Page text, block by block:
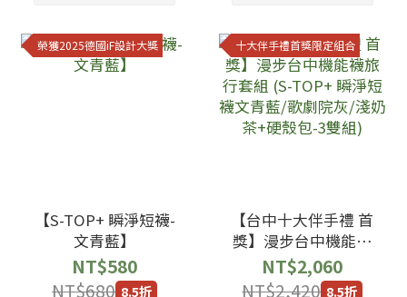
榮獲2025德國iF設計大獎
【S-TOP+ 瞬淨短襪-
文青藍】
NT$580
NT$680 8.5折
十大伴手禮首獎限定組合
【台中十大伴手禮 首
獎】漫步台中機能襪
旅行套組 (S-TOP+ 瞬
淨短襪文青藍/歌劇院
NT$2,060
NT$2,420 8.5折